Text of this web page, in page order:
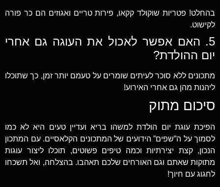
בהחלט! פטריות שוקולד קקאו, פירות טריים ואגוזים הם כר פורה
לקישוט.
5. האם אפשר לאכול את העוגה גם אחרי
יום ההולדת?
מתכונים ללא סוכר לעיתים שומרים על טעמם יותר זמן, כך שתוכלו
ליהנות מהן גם אחרי האירוע!
סיכום מתוק
הפיכת עוגת יום הולדת למשהו בריא ועדיין טעים היא לא כמו
לסמוך על ה”שפים” הידועים של המתכונים הקלאסיים. עם המתכון
הנכון, קצת יצירתיות וכמה טיפים פשוטים, תוכלו ליצור עוגות
מתוקות שאתם וגם האורחים שלכם תאהבו. בהצלחה, ואל תשכחו
לחגוג עם חיוך!